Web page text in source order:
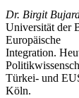
Dr. Birgit
Universität der
Europäische
Integration.
Türkei- und
Köln.